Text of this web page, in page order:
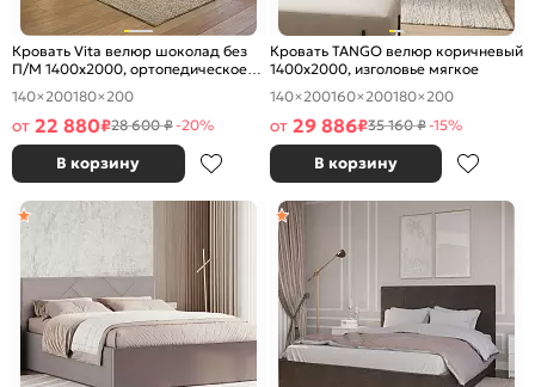
Кровать Vita велюр шоколад без
П/М 1400x2000, ортопедическое
основание, изголовье мягкое
140×200180×200
от 22 880₽28 600 ₽-20%
В корзину
Кровать TANGO велюр коричневый
1400x2000, изголовье мягкое
140×200160×200180×200
от 29 886₽35 160 ₽-15%
В корзину